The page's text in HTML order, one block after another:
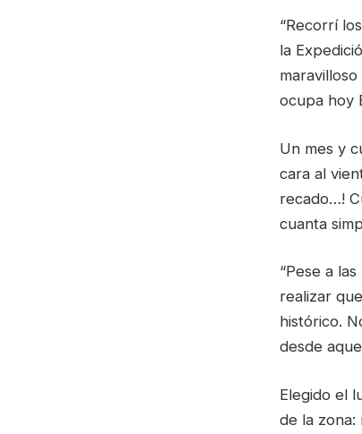
“Recorrí
la
ocupa hoy
Un mes y
cara al
recado…!
cuanta
“Pese a
realizar
histórico.
desde
Elegido el
de la zona: